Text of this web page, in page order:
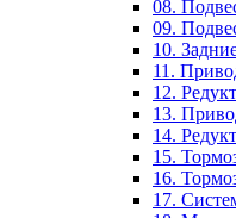
08.
09.
10.
11.
12.
13.
14.
15.
16.
17.